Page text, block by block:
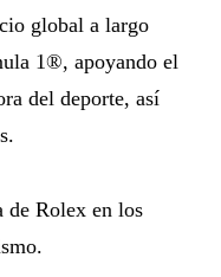
global a largo
1®, apoyando el
del deporte, así
de Rolex en los